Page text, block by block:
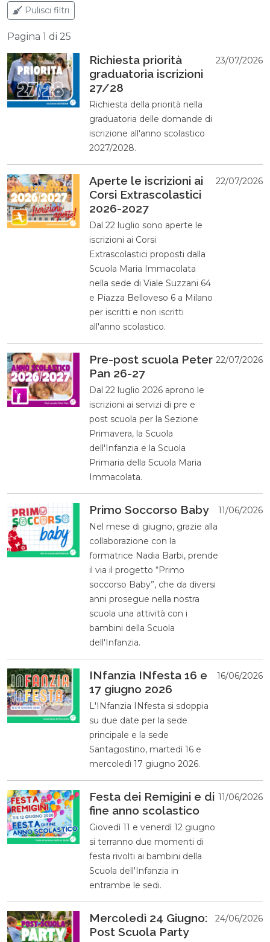
Pulisci filtri
Pagina 1 di 25
Richiesta priorità
graduatoria iscrizioni
27/28
Richiesta della priorità nella
graduatoria delle domande di
iscrizione all'anno scolastico
2027/2028.
23/07/2026
Aperte le iscrizioni ai
Corsi Extrascolastici
2026-2027
Dal 22 luglio sono aperte le
iscrizioni ai Corsi
Extrascolastici proposti dalla
Scuola Maria Immacolata
nella sede di Viale Suzzani 64
e Piazza Belloveso 6 a Milano
per iscritti e non iscritti
all'anno scolastico.
22/07/2026
Pre-post scuola Peter
Pan 26-27
Dal 22 luglio 2026 aprono le
iscrizioni ai servizi di pre e
post scuola per la Sezione
Primavera, la Scuola
dell'Infanzia e la Scuola
Primaria della Scuola Maria
Immacolata.
22/07/2026
Primo Soccorso Baby
Nel mese di giugno, grazie alla
collaborazione con la
formatrice Nadia Barbi, prende
il via il progetto “Primo
soccorso Baby”, che da diversi
anni prosegue nella nostra
scuola una attività con i
bambini della Scuola
dell'Infanzia.
11/06/2026
INfanzia INfesta 16 e
17 giugno 2026
L'INfanzia INfesta si sdoppia
su due date per la sede
principale e la sede
Santagostino, martedì 16 e
mercoledì 17 giugno 2026.
16/06/2026
Festa dei Remigini e di
fine anno scolastico
Giovedì 11 e venerdì 12 giugno
si terranno due momenti di
festa rivolti ai bambini della
Scuola dell'Infanzia in
entrambe le sedi.
11/06/2026
Mercoledì 24 Giugno:
Post Scuola Party
24/06/2026